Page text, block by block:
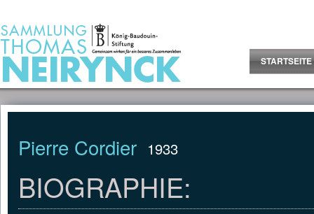
STARTSEITE
Pierre Cordier 1933
BIOGRAPHIE: